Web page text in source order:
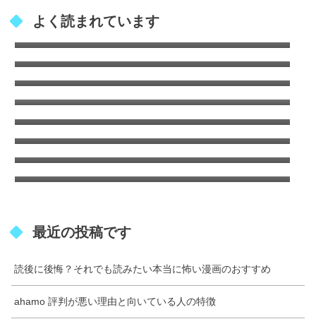
よく読まれています
レターパックは速達扱いになる？通常郵便よ
り早く届けるコツ！
ドを徹底解説
の関係を総まとめ
安河内眞美 夫はいる？独身の真相と噂を解説
怪奇現象とは？
すべき浴室の特徴
少しオタクな徹底解説
真相
最近の投稿です
読後に後悔？それでも読みたい本当に怖い漫画のおすすめ
ahamo 評判が悪い理由と向いている人の特徴